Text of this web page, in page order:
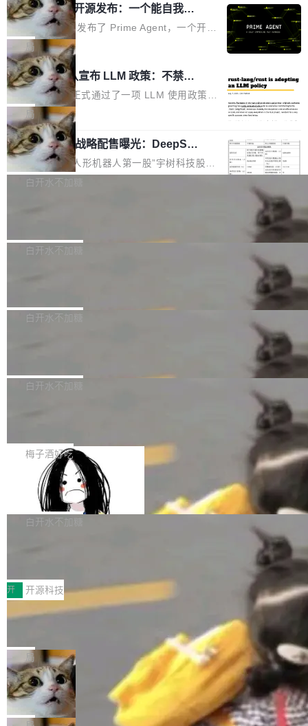
键的是 FA2 的持久性...
（OHDD：OpenHarmony Hardware Develope
r Day）将在杭州启航。活动面向智能硬件产业
链企业和开发者，邀请行业专家与资深技术顾
问，围绕开源鸿蒙技术能力、设备适配、芯片适
配、功耗与稳定性调优、兼容性测评及统一互联
等内容展开系统讲解和实战交流，帮助企业进一
步了解开源鸿蒙在智能...
障无法工作。Pages、Copilot code review、C
opilot coding agent 全部受影响。从检测到完全
恢复，大约 12 小时。 这是 2026 年 8 月的第六
起事故，其中四起与 AI/Copilot 服务相关。 Git
Hub 员工 kdaigle 在 HN 讨论中贴出了一组数
据：2025 年全年 10 亿次 commit。现在，每周
2.75 亿次，全年预计 140 亿次。GitHub...
Prime Agent 开源发布：一个能自我改
进的编程 Agent，ARC-AGI 3 超越人类
专家基线
Prime Intellect 发布了 Prime Agent，一个开源
的编程 Agent Harness，核心设计围绕两个抽
象：Recursive Language Model（RLM）和 C
ontinual Harness。在 ARC-AGI 3 基准测试
上，Prime Agent + Opus 5 的组合达到了 95.
5% RHAE Best@1，超过了 ARC 报告的人类专
家基线 95.4%。 不是又一个 coding agent 包装
器 Prime Agent 的架构和市面上大多数 coding
agent 有本质区别。大多数 agent harness 的设
计是基于早期模型的能力—...
局
Rust 项目团队宣布 LLM 政策：不禁
止，但你要承认哪些代码不是你写的
Rust 语言项目正式通过了一项 LLM 使用政策，
覆盖 rust-lang/rust 单一仓库的代码贡献。这不
是项目级别的官方立场，目前由五个团队采纳，
但它可能是主流开源项目中关于 AI 辅助贡献最
细致的一份规则。 政策的核心只有一句话：LLM
可以用来分析、提炼、审阅、建议，但不能用来
不得生成涉及安全性的关键变更，除非作者本身
局
宇树科技 IPO 战略配售曝光：DeepSe
ek 获配 93.3 万股，锁定 36 个月
8月6日晚间，“人形机器人第一股”宇树科技股份
有限公司披露IPO发行价格及战略配售结果，杭
36个月。 公告显示，本次宇树科技战略配售对
员工参与设立的专项资产管理计划。其中，Dee
获配9...
白开水不加糖
Bug fixes and enhancements 修复多次传递同
一个回归问题，该问题导致拉取镜像时会拒绝包
题，该问题可能导致在旧版 Linux 内核...
白开水不加糖
e 孵化器项目管理委员会（IPMC）投票中获得
P）！这一里程碑不仅标志着 Fluss 迈入新的发
白开水不加糖
长期停止内容更新，未能实现其作为“AI版维基百
提交的编辑请求也长期处于待处理状态。 Groki
pedia 于去年底上线，定位为由人工智能生成内
容的百科平台，被马斯克视为传统众包百科网站
维基百科的替代方案。Lawfare 调查发现，无论
热门页面还是低关注度页面，均未出现近期更
白开水不加糖
是这样的：配 MessageSource 的 Bean、写 R
eloadableResourceBundleMessageSource、
声明 LocaleResolver、注册 LocaleChangeInt
erceptor…五六步之后才能看到第一行翻译文
本。 Solon 换了个方式。整个 i18n 模块围绕三
梅子酒好吃
Apache Doris 4.1 全面增强 Iceberg：
支持 UPDATE、MERGE INTO 与 Iceb
erg V3
Apache Doris 4.1 要补齐的，正是缺失的那一
半。在已有查询能力的基础上，Doris 进一步支
常维护操作，并完整支持 Iceberg V3 格式。
白开水不加糖
村国家自主创新示范区会议中心开幕。本届大会
由中关村智联软件服务业质量创新联盟主办，以
“智构可信·质创未来——AI原生时代的质量新范
式”为主题，直面AI从实验室走向规模化产业落地
的核心质量命题。会上，《2026智能研发生产力
工具选型手册》发布，Testin云测的Testin XAge
nt智能测试系统入选AI测试领域代表产品。对CI
O而言，这提示了一个转变：AI测试正在从效率
工具升级为企业的质量基础设施。 CIO面对的新
开 开源科技
让非法状态不可表示：一篇关于 ADT
有一种东西，一旦用过就回不去了。Alex Fedos
eev 管它叫"软件设计的基石"。 他说的东西不新
鲜——代数数据类型（ADT），尤其是和类型
（sum type）。但他说清楚了一件事：这不是类
型系统的学术体操，是日常编码的思维方式。 文
章从一个简单的例子切入。一个网站的深色主题
局
Cloudflare 开源内部企业 AI 平台 Clou
dflare OS
Cloudflare 发布了一个开源项目 Cloudflare O
S。如果你只看官方博客，你会觉得这是又一